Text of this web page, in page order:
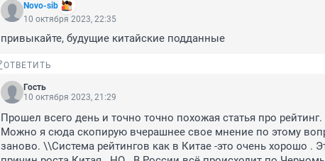
Novo-sib
10 октября 2023, 22:35
привыкайте, будущие китайские подданные
ОТВЕТИТЬ
Гость
10 октября 2023, 21:29
Прошел всего день и точно точно похожая статья про
Можно я сюда скопирую вчерашнее свое мнение по этому
заново. \\Система рейтингов как в Китае -это очень хорошо .